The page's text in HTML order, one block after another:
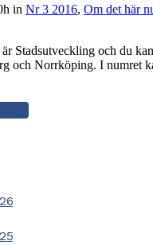
in Nr 3 2016, Om det här
Stadsutveckling och du
och Norrköping. I numret